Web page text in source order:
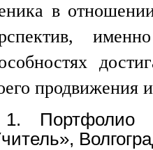
в
продвижения
1. Портфолио